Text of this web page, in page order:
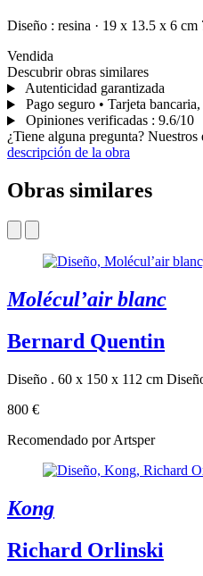
Diseño : resina · 19 x 13.5 x 6 cm
Vendida
Descubrir obras similares
Autenticidad garantizada
Pago seguro • Tarjeta
Opiniones verificadas : 9.6/10
¿Tiene alguna pregunta? Nuestros
descripción de la obra
Obras similares
Molécul’air blanc
Bernard Quentin
Diseño . 60 x 150 x 112 cm
800 €
Recomendado por Artsper
Kong
Richard Orlinski